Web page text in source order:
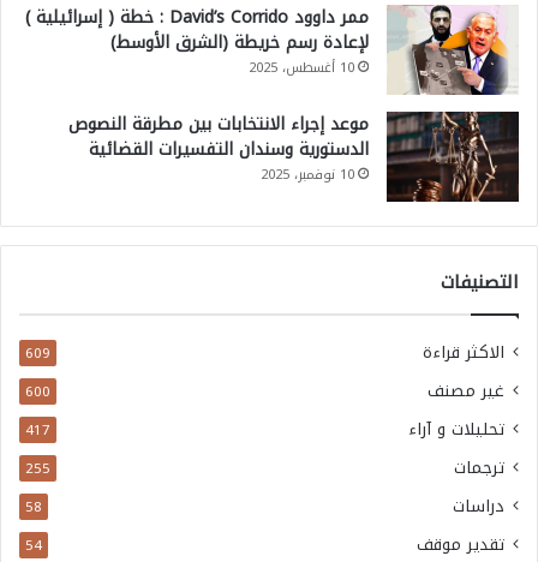
ممر داوود David’s Corrido : خطة ( إسرائيلية )
لإعادة رسم خريطة (الشرق الأوسط)
10 أغسطس، 2025
موعد إجراء الانتخابات بين مطرقة النصوص
الدستورية وسندان التفسيرات القضائية
10 نوفمبر، 2025
التصنيفات
الاكثر قراءة 609
غير مصنف 600
تحليلات و آراء 417
ترجمات 255
دراسات 58
تقدير موقف 54